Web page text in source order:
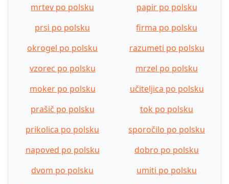
mrtev po polsku
papir po polsku
prsi po polsku
firma po polsku
okrogel po polsku
razumeti po polsku
vzorec po polsku
mrzel po polsku
moker po polsku
učiteljica po polsku
prašič po polsku
tok po polsku
prikolica po polsku
sporočilo po polsku
napoved po polsku
dobro po polsku
dvom po polsku
umiti po polsku